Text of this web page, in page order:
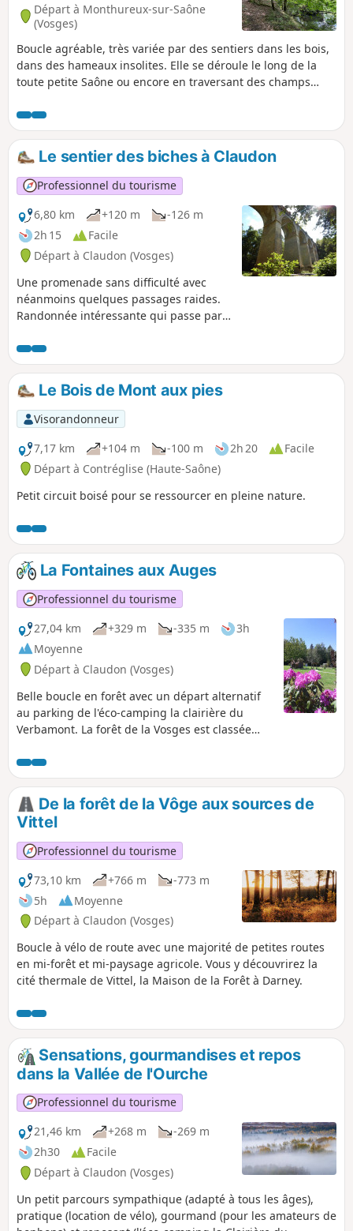
Départ à Monthureux-sur-Saône
(Vosges)
Boucle agréable, très variée par des sentiers dans les bois,
dans des hameaux insolites. Elle se déroule le long de la
toute petite Saône ou encore en traversant des champs
Le sentier des biches à Claudon
Professionnel du tourisme
6,80 km
+120 m
-126 m
2h 15
Facile
Départ à Claudon (Vosges)
Une promenade sans difficulté avec
néanmoins quelques passages raides.
Randonnée intéressante qui passe par
le Pont Tatal. Le sentier est balisé et
entretenu par le club vosgien anneau
bleuLe Bois de Mont aux pies
Visorandonneur
7,17 km
+104 m -100 m 2h 20
Facile
Départ à Contréglise (Haute-Saône)
Petit circuit boisé pour se ressourcer en pleine nature.
La Fontaines aux Auges
Professionnel du tourisme
27,04 km
+329 m -335 m
3h
Moyenne
Départ à Claudon (Vosges)
Belle boucle en forêt avec un départ alternatif
au parking de l'éco-camping la clairière du
Verbamont. La forêt de la Vosges est classée
depuis 2023 (classement forêt d'exception).
Cette boucle est balisée n°38 en Orange et
entretenue par la communauté de communes
Vosges Côté Sud-Ouest.
De la forêt de la Vôge aux sources de
Vittel
Professionnel du tourisme
73,10 km
+766 m
-773 m
5h
Moyenne
Départ à Claudon (Vosges)
Boucle à vélo de route avec une majorité de petites routes
en mi-forêt et mi-paysage agricole. Vous y découvrirez la
cité thermale de Vittel, la Maison de la Forêt à Darney.
Sensations, gourmandises et repos
dans la Vallée de l'Ourche
Professionnel du tourisme
21,46 km
+268 m
-269 m
2h30
Facile
Départ à Claudon (Vosges)
Un petit parcours sympathique (adapté à tous les âges),
pratique (location de vélo), gourmand (pour les amateurs de